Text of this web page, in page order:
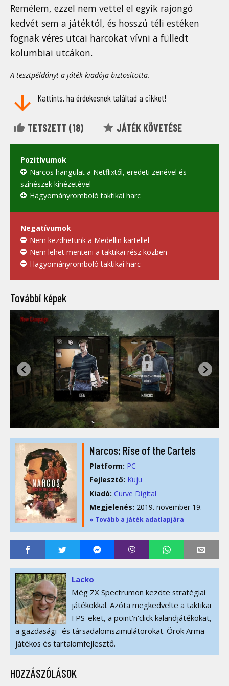
Remélem, ezzel nem vettel el egyik rajongó
kedvét sem a játéktól, és hosszú téli estéken
fognak véres utcai harcokat vívni a fülledt
kolumbiai utcákon.
A tesztpéldányt a játék kiadója biztosította.
Kattints, ha érdekesnek találtad a cikket!
TETSZETT (18) JÁTÉK KÖVETÉSE
Pozitívumok
Narcos hangulat a Netflixtől, eredeti zenével és
színészek kinézetével
Hagyományromboló taktikai harc
Negatívumok
Nem kezdhetünk a Medellin kartellel
Nem lehet menteni a taktikai rész közben
Hagyományromboló taktikai harc
További képek
Narcos: Rise of the Cartels
Platform: PC
Fejlesztő: Kuju
Kiadó: Curve Digital
Megjelenés: 2019. november 19.
» Tovább a játék adatlapjára
Lacko
Még ZX Spectrumon kezdte stratégiai
játékokkal. Azóta megkedvelte a taktikai
FPS-eket, a point'n'click kalandjátékokat,
a gazdasági- és társadalomszimulátorokat. Örök Arma-
játékos és tartalomfejlesztő.
HOZZÁSZÓLÁSOK